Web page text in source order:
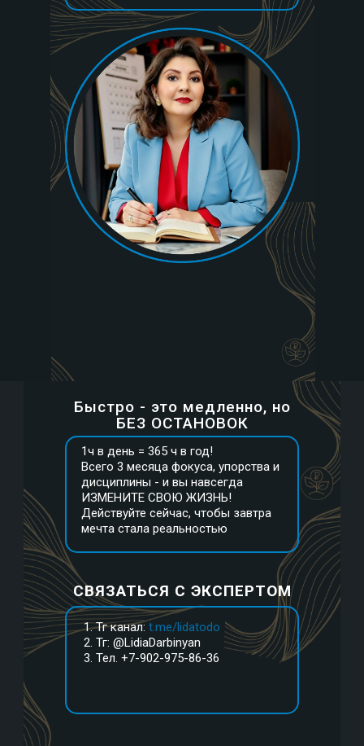
Быстро - это медленно, но
БЕЗ ОСТАНОВОК
СВЯЗАТЬСЯ С ЭКСПЕРТОМ
Тг канал: t.me/lidatodo
Тг: @LidiaDarbinyan
Тел. +7-902-975-86-36
1ч в день = 365 ч в год!
Всего 3 месяца фокуса, упорства и
дисциплины - и вы навсегда
ИЗМЕНИТЕ СВОЮ ЖИЗНЬ!
Действуйте сейчас, чтобы завтра
мечта стала реальностью